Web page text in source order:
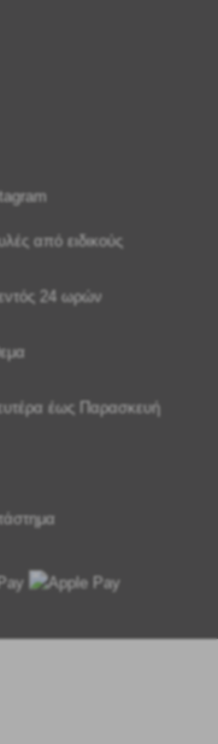
από ειδικούς
24 ωρών
έως Παρασκευή